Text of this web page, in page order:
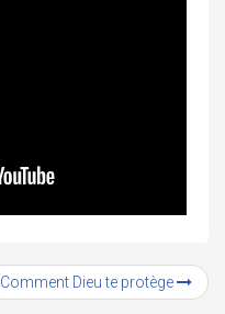
Comment Dieu te protège